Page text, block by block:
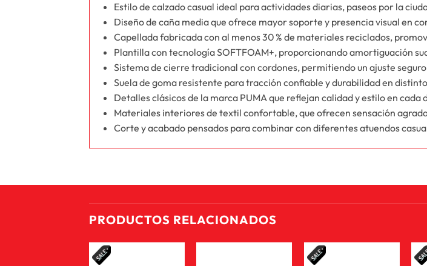
Estilo de calzado casual ideal para actividades diarias, paseos por la
Diseño de caña media que ofrece mayor soporte y presencia visual en
Capellada fabricada con al menos 30 % de materiales reciclados,
Plantilla con tecnología SOFTFOAM+, proporcionando amortiguación
Sistema de cierre tradicional con cordones, permitiendo un ajuste
Suela de goma resistente para tracción confiable y durabilidad en
Detalles clásicos de la marca PUMA que reflejan calidad y estilo en cada
Materiales interiores de textil confortable, que ofrecen sensación
Corte y acabado pensados para combinar con diferentes atuendos
PRODUCTOS RELACIONADOS